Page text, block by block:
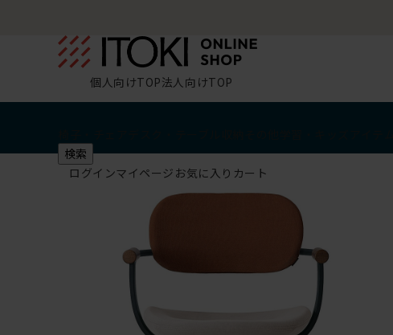
個人向けTOP法人向けTOP
検索
ログインマイページ お気に入り カート